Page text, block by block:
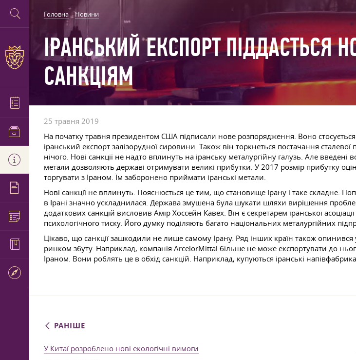
Головна Новини
ІРАНСЬКИЙ ЕКСПОРТ
САНКЦІЯМ
25 травня 2019
На початку травня президентом США підписали нове розпорядження. Воно
іранський експорт залізорудної сировини. Також він торкнеться постачання
нічого. Нові санкції не надто вплинуть на іранську металургійну галузь. Але
метали дозволяють державі отримувати великі прибутки. У 2017 розмір прибутку
торгувати з Іраном. Їм заборонено приймати іранські метали.
Нові санкції не вплинуть. Пояснюється це тим, що становище Ірану і таке складне.
в Ірані значно ускладнилася. Держава змушена була шукати шляхи вирішення
додаткових санкцій висловив Амір Хоссейн Кавех. Він є секретарем іранської
психологічного тиску. Його думку поділяють багато національних металургійних
Цікаво, що санкції зашкодили не лише самому Ірану. Ряд інших країн також
ринком збуту. Наприклад, компанія ArcelorMittal більше не може експортувати до
Іраном. Вони роблять це в обхід санкцій. Наприклад, купуються іранські
РАНІШЕ
У Китаї розроблено нові екологічні вимоги